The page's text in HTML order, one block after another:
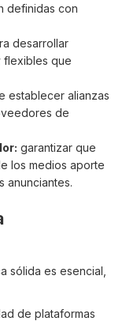
definidas con
desarrollar
flexibles que
establecer alianzas
de
garantizar que
los medios aporte
anunciantes.
sólida es esencial,
de plataformas